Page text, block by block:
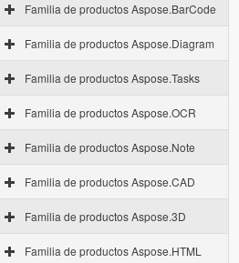
Familia de productos Aspose.BarCode
Familia de productos Aspose.Diagram
Familia de productos Aspose.Tasks
Familia de productos Aspose.OCR
Familia de productos Aspose.Note
Familia de productos Aspose.CAD
Familia de productos Aspose.3D
Familia de productos Aspose.HTML